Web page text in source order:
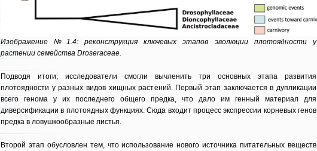
Изображение №1.4: реконструкция ключевых этапов эволюции плотоядности у
растении семейства Droseraceae.
Подводя итоги, исследователи смогли вычленить три основных этапа развития
плотоядности у разных видов хищных растений. Первый этап заключается в дупликации
всего генома у их последнего общего предка, что дало им генный материал для
диверсификации в плотоядных функциях. Сюда входит процесс экспрессии корневых генов
предка в ловушкообразные листья.
Второй этап обусловлен тем, что использование нового источника питательных веществ